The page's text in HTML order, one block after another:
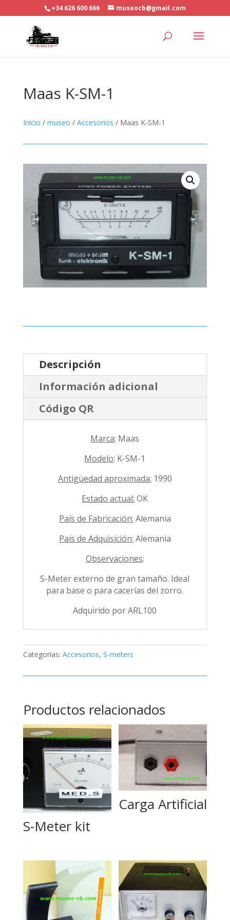
+34 626 600 666 museocb@gmail.com
Maas K-SM-1
Inicio / museo / Accesorios / Maas K-SM-1
Descripción
Información adicional
Código QR
Marca: Maas
Modelo: K-SM-1
Antigüedad aproximada: 1990
Estado actual: OK
País de Fabricación: Alemania
País de Adquisición: Alemania
Observaciones:
S-Meter externo de gran tamaño. Ideal
para base o para cacerías del zorro.
Adquirido por ARL100
Categorías: Accesorios, S-meters
Productos relacionados
S-Meter kit
Carga Artificial